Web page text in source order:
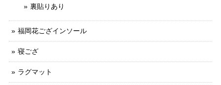
裏貼りあり
福岡花ござインソール
寝ござ
ラグマット